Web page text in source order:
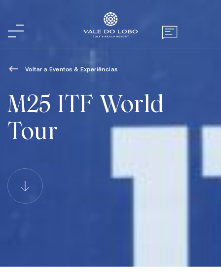
Voltar a Eventos & Experiências
M25 ITF World
Tour